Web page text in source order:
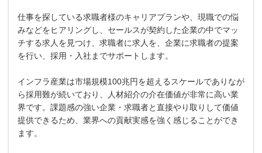
仕事を探している求職者様のキャリアプランや、現職での悩
みなどをヒアリングし、セールスが契約した企業の中でマッ
チする求人を見つけ、求職者に求人を、企業に求職者の提案
を行い、採用・入社までサポートします。
インフラ産業は市場規模100兆円を超えるスケールでありなが
ら採用難が続いており、人材紹介の介在価値が非常に高い業
界です。課題感の強い企業・求職者と直接やり取りして価値
提供できるため、業界への貢献実感を強く感じることができ
ます。